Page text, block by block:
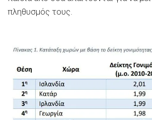
πληθυσμός τους.